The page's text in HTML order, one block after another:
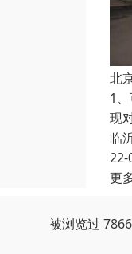
北
1
现
临
22-
更
被浏览过